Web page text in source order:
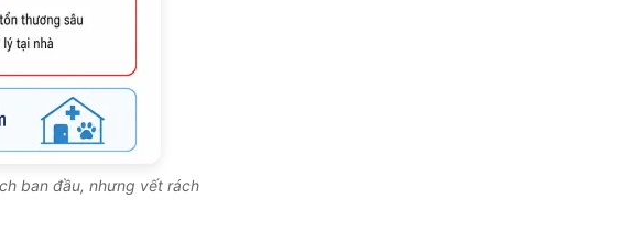
ban đầu, nhưng vết rách